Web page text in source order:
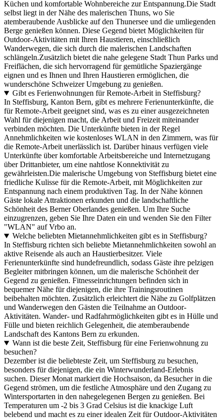
Küchen und komfortable Wohnbereiche zur Entspannung.Die Stadt
selbst liegt in der Nähe des malerischen Thuns, wo Sie
atemberaubende Ausblicke auf den Thunersee und die umliegenden
Berge genießen können. Diese Gegend bietet Möglichkeiten für
Outdoor-Aktivitäten mit Ihren Haustieren, einschließlich
Wanderwegen, die sich durch die malerischen Landschaften
schlängeln.Zusätzlich bietet die nahe gelegene Stadt Thun Parks und
Freiflächen, die sich hervorragend für gemütliche Spaziergänge
eignen und es Ihnen und Ihren Haustieren ermöglichen, die
wunderschöne Schweizer Umgebung zu genießen.
Gibt es Ferienwohnungen für Remote-Arbeit in Steffisburg?
In Steffisburg, Kanton Bern, gibt es mehrere Ferienunterkünfte, die
für Remote-Arbeit geeignet sind, was es zu einer ausgezeichneten
Wahl für diejenigen macht, die Arbeit und Freizeit miteinander
verbinden möchten. Die Unterkünfte bieten in der Regel
Annehmlichkeiten wie kostenloses WLAN in den Zimmern, was für
die Remote-Arbeit unerlässlich ist. Darüber hinaus verfügen viele
Unterkünfte über komfortable Arbeitsbereiche und Internetzugang
über Drittanbieter, um eine nahtlose Konnektivität zu
gewährleisten.Die malerische Umgebung von Steffisburg bietet eine
friedliche Kulisse für die Remote-Arbeit, mit Möglichkeiten zur
Entspannung nach einem produktiven Tag. In der Nähe können
Gäste lokale Attraktionen erkunden und die landschaftliche
Schönheit des Berner Oberlandes genießen. Um Ihre Suche
einzugrenzen, geben Sie Ihre Daten ein und wenden Sie den Filter
"WLAN" auf Vrbo an.
Welche beliebten Mietannehmlichkeiten gibt es in Steffisburg?
In Steffisburg richten sich beliebte Mietannehmlichkeiten sowohl an
aktive Reisende als auch an Haustierbesitzer. Viele
Ferienunterkünfte sind hundefreundlich, sodass Gäste ihre pelzigen
Begleiter mitbringen können, um die malerische Schönheit der
Gegend zu genießen. Fitnesseinrichtungen befinden sich in
bequemer Nähe für diejenigen, die ihre Trainingsroutinen
beibehalten möchten. Zusätzlich erleichtert die Nähe zu Golfplätzen
und Wanderwegen den Gästen die Teilnahme an Outdoor-
Aktivitäten. Wander- und Radfahrmöglichkeiten gibt es in Hülle und
Fülle und bieten reichlich Gelegenheit, die atemberaubende
Landschaft des Kantons Bern zu erkunden.
Wann ist die beste Zeit, Steffisburg für eine Ferienwohnung zu
besuchen?
Dezember ist die beliebteste Zeit, um Steffisburg zu besuchen,
besonders für diejenigen, die ein Winterwunderland-Erlebnis
suchen. Dieser Monat markiert die Hochsaison, da Besucher in die
Gegend strömen, um die festliche Atmosphäre und den Zugang zu
Wintersportarten in den nahegelegenen Bergen zu genießen. Bei
Temperaturen um -2 bis 3 Grad Celsius ist die knackige Luft
belebend und macht es zu einer idealen Zeit für Outdoor-Aktivitäten